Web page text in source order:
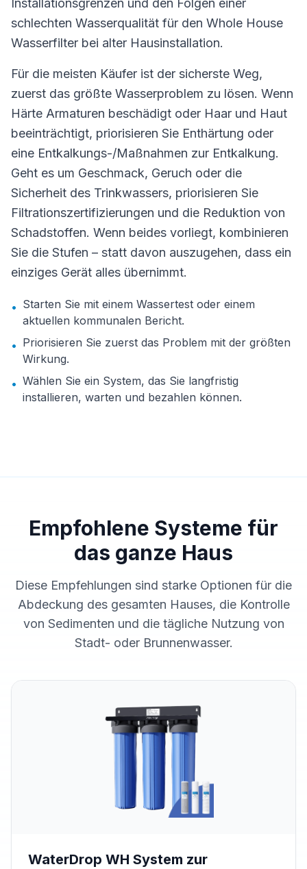
Installationsgrenzen und den Folgen einer
schlechten Wasserqualität für den Whole House
Wasserfilter bei alter Hausinstallation.
Für die meisten Käufer ist der sicherste Weg,
zuerst das größte Wasserproblem zu lösen. Wenn
Härte Armaturen beschädigt oder Haar und Haut
beeinträchtigt, priorisieren Sie Enthärtung oder
eine Entkalkungs-/Maßnahmen zur Entkalkung.
Geht es um Geschmack, Geruch oder die
Sicherheit des Trinkwassers, priorisieren Sie
Filtrationszertifizierungen und die Reduktion von
Schadstoffen. Wenn beides vorliegt, kombinieren
Sie die Stufen – statt davon auszugehen, dass ein
einziges Gerät alles übernimmt.
• Starten Sie mit einem Wassertest oder einem
aktuellen kommunalen Bericht.
• Priorisieren Sie zuerst das Problem mit der größten
Wirkung.
• Wählen Sie ein System, das Sie langfristig
installieren, warten und bezahlen können.
Empfohlene Systeme für
das ganze Haus
Diese Empfehlungen sind starke Optionen für die
Abdeckung des gesamten Hauses, die Kontrolle
von Sedimenten und die tägliche Nutzung von
Stadt- oder Brunnenwasser.
WaterDrop WH System zur